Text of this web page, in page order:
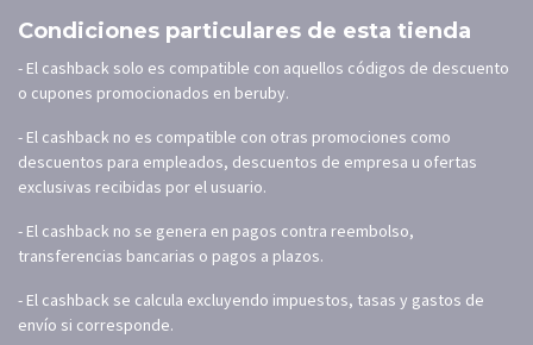
Condiciones particulares de esta tienda
- El cashback solo es compatible con aquellos códigos de descuento
o cupones promocionados en beruby.
- El cashback no es compatible con otras promociones como
descuentos para empleados, descuentos de empresa u ofertas
exclusivas recibidas por el usuario.
- El cashback no se genera en pagos contra reembolso,
transferencias bancarias o pagos a plazos.
- El cashback se calcula excluyendo impuestos, tasas y gastos de
envío si corresponde.